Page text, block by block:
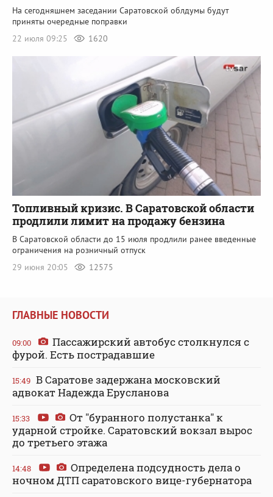
На сегодняшнем заседании Саратовской облдумы будут
приняты очередные поправки
22 июля 09:25
1620
Топливный кризис. В Саратовской области
продлили лимит на продажу бензина
В Саратовской области до 15 июля продлили ранее введенные
ограничения на розничный отпуск
29 июня 20:05
12575
ГЛАВНЫЕ НОВОСТИ
09:00
Пассажирский автобус столкнулся с
фурой. Есть пострадавшие
15:49 В Саратове задержана московский
адвокат Надежда Ерусланова
15:33
От "буранного полустанка" к
ударной стройке. Саратовский вокзал вырос
до третьего этажа
14:48
Определена подсудность дела о
ночном ДТП саратовского вице-губернатора